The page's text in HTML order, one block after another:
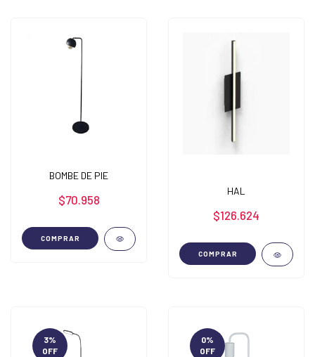
BOMBE DE PIE
$70.958
COMPRAR
HAL
$126.624
COMPRAR
3%
OFF
0%
OFF